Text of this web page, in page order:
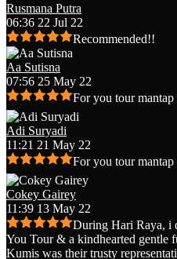
Rusmana Putra
06:36 22 Jul 22
Recommended!!
Aa Sutisna
07:56 25 May 22
For you tour
Adi Suryadi
11:21 21 May 22
For you tour
Cokey Gairey
11:39 13 May 22
During Hari Raya, i
You Tour & a kindhearted gentle
Kumis was their trusty